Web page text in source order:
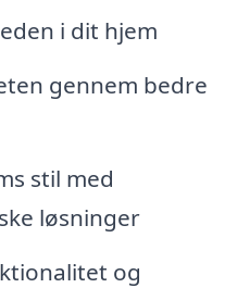
i dit hjem
gennem bedre
stil med
løsninger
og